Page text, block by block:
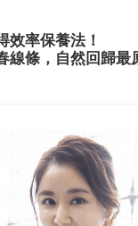
效率保養法！
線條，自然回歸最